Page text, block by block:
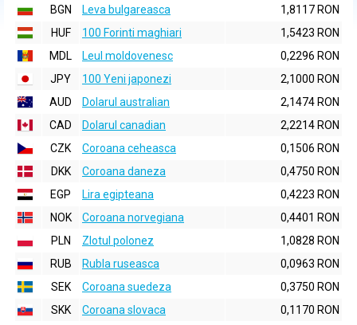
BGN
Leva bulgareasca
1,8117 RON
HUF
100 Forinti maghiari
1,5423 RON
MDL
Leul moldovenesc
0,2296 RON
JPY
100 Yeni japonezi
2,1000 RON
AUD
Dolarul australian
2,1474 RON
CAD
Dolarul canadian
2,2214 RON
CZK
Coroana ceheasca
0,1506 RON
DKK
Coroana daneza
0,4750 RON
EGP
Lira egipteana
0,4223 RON
NOK
Coroana norvegiana
0,4401 RON
PLN
Zlotul polonez
1,0828 RON
RUB
Rubla ruseasca
0,0963 RON
SEK
Coroana suedeza
0,3750 RON
SKK
Coroana slovaca
0,1170 RON